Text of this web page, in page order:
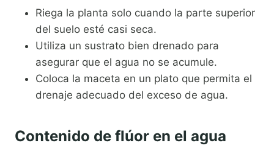
Riega la planta solo cuando la parte superior
del suelo esté casi seca.
Utiliza un sustrato bien drenado para
asegurar que el agua no se acumule.
Coloca la maceta en un plato que permita el
drenaje adecuado del exceso de agua.
Contenido de flúor en el agua